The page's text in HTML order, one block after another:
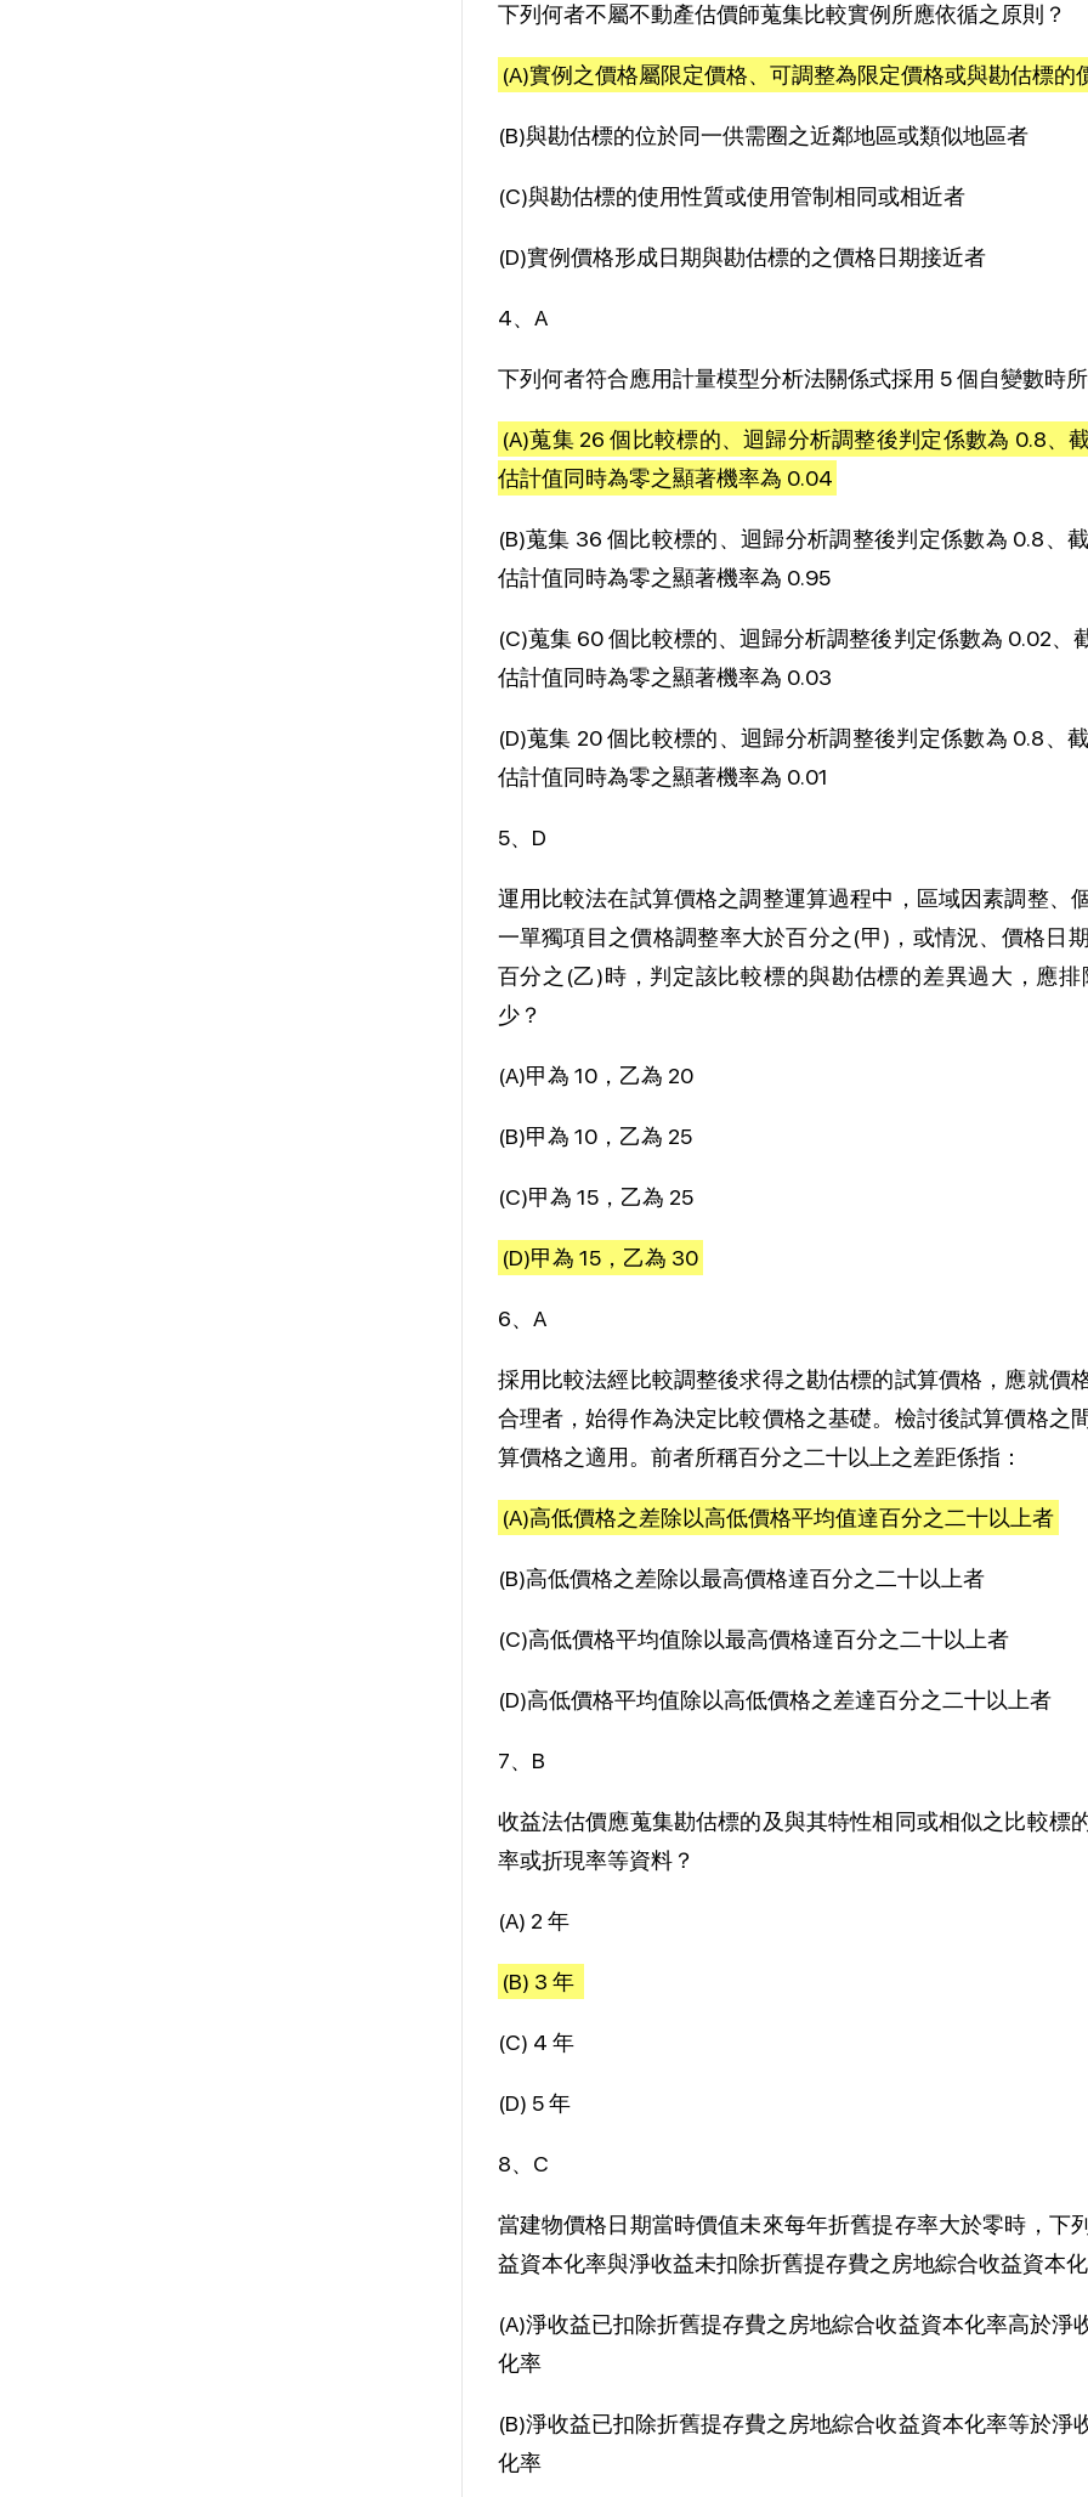
下列何者不屬不動產估價師蒐集比較實例所應依循之原則？
(A)實例之價格屬限定價格、可調整為限定價格或與勘估標的
(B)與勘估標的位於同一供需圈之近鄰地區或類似地區者
(C)與勘估標的使用性質或使用管制相同或相近者
(D)實例價格形成日期與勘估標的之價格日期接近者
4、A
下列何者符合應用計量模型分析法關係式採用 5 個自變數時
(A)蒐集 26 個比較標的、迴歸分析調整後判定係數為 0.8、
估計值同時為零之顯著機率為 0.04
(B)蒐集 36 個比較標的、迴歸分析調整後判定係數為 0.8、
估計值同時為零之顯著機率為 0.95
(C)蒐集 60 個比較標的、迴歸分析調整後判定係數為 0.02
估計值同時為零之顯著機率為 0.03
(D)蒐集 20 個比較標的、迴歸分析調整後判定係數為 0.8、
估計值同時為零之顯著機率為 0.01
5、D
運用比較法在試算價格之調整運算過程中，區域因素調整、
一單獨項目之價格調整率大於百分之(甲)，或情況、價格日
百分之(乙)時，判定該比較標的與勘估標的差異過大，應
少？
(A)甲為 10，乙為 20
(B)甲為 10，乙為 25
(C)甲為 15，乙為 25
(D)甲為 15，乙為 30
6、A
採用比較法經比較調整後求得之勘估標的試算價格，應就價
合理者，始得作為決定比較價格之基礎。檢討後試算價格之
算價格之適用。前者所稱百分之二十以上之差距係指：
(A)高低價格之差除以高低價格平均值達百分之二十以上者
(B)高低價格之差除以最高價格達百分之二十以上者
(C)高低價格平均值除以最高價格達百分之二十以上者
(D)高低價格平均值除以高低價格之差達百分之二十以上者
7、B
收益法估價應蒐集勘估標的及與其特性相同或相似之比較標
率或折現率等資料？
(A) 2 年
(B) 3 年
(C) 4 年
(D) 5 年
8、C
當建物價格日期當時價值未來每年折舊提存率大於零時，下
益資本化率與淨收益未扣除折舊提存費之房地綜合收益資本
(A)淨收益已扣除折舊提存費之房地綜合收益資本化率高於
化率
(B)淨收益已扣除折舊提存費之房地綜合收益資本化率等於
化率